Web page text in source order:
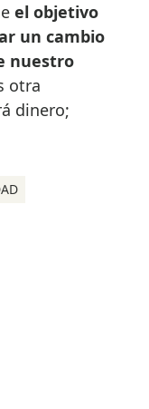
el objetivo
un cambio
nuestro
otra
dinero;